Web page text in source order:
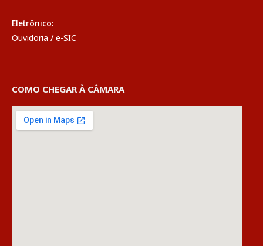
Eletrônico:
Ouvidoria / e-SIC
COMO CHEGAR À CÂMARA